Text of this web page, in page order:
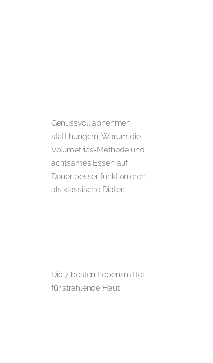
Genussvoll abnehmen
statt hungern: Warum die
Volumetrics-Methode und
achtsames Essen auf
Dauer besser funktionieren
als klassische Diäten
Die 7 besten Lebensmittel
für strahlende Haut